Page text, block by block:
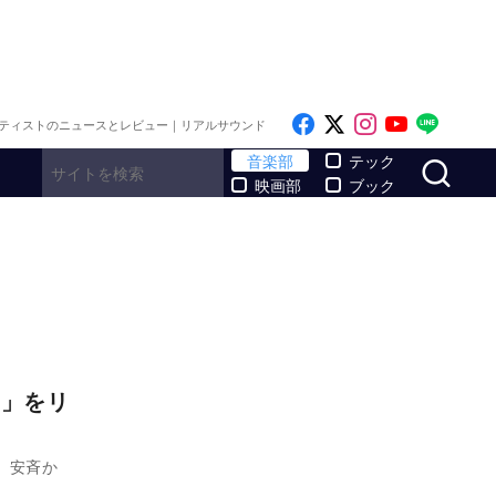
ィストのニュースとレビュー｜リアルサウンド Like on Facebook
Follow on x
Follow on
Follow
音楽部
映画部
テック
ブック
をリ
安斉か